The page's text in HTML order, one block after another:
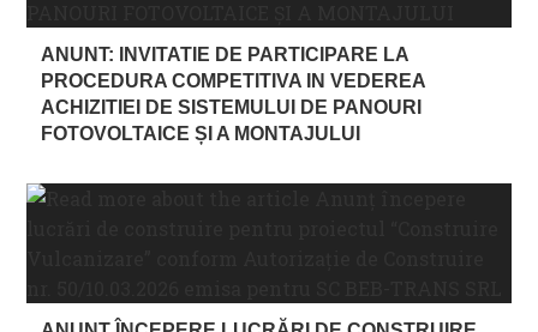
ANUNT: INVITATIE DE PARTICIPARE LA
PROCEDURA COMPETITIVA IN VEDEREA
ACHIZITIEI DE SISTEMULUI DE PANOURI
FOTOVOLTAICE ȘI A MONTAJULUI